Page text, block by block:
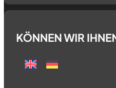
KÖNNEN WIR